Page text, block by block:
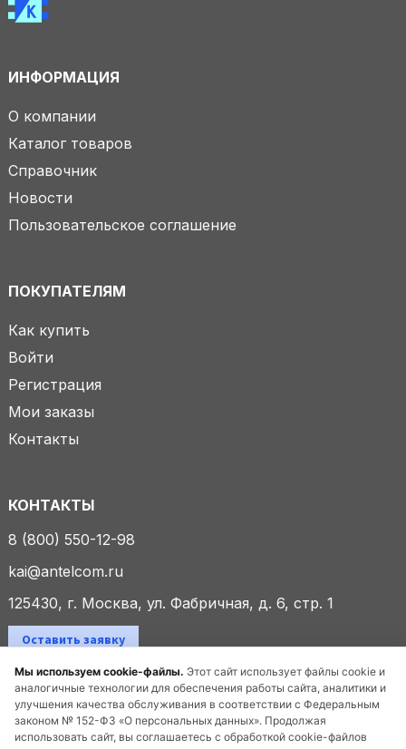
Мы используем cookie-файлы. Этот сайт использует файлы cookie и
аналогичные технологии для обеспечения работы сайта, аналитики и
улучшения качества обслуживания в соответствии с Федеральным
законом № 152-ФЗ «О персональных данных». Продолжая
использовать сайт, вы соглашаетесь с обработкой cookie-файлов
ИНФОРМАЦИЯ
О компании
Каталог товаров
Справочник
Новости
Пользовательское соглашение
ПОКУПАТЕЛЯМ
Как купить
Войти
Регистрация
Мои заказы
Контакты
КОНТАКТЫ
8 (800) 550-12-98
kai@antelcom.ru
125430, г. Москва, ул. Фабричная, д. 6, стр. 1
Оставить заявку
© 2025 ООО «Антелком». Все права защищены.